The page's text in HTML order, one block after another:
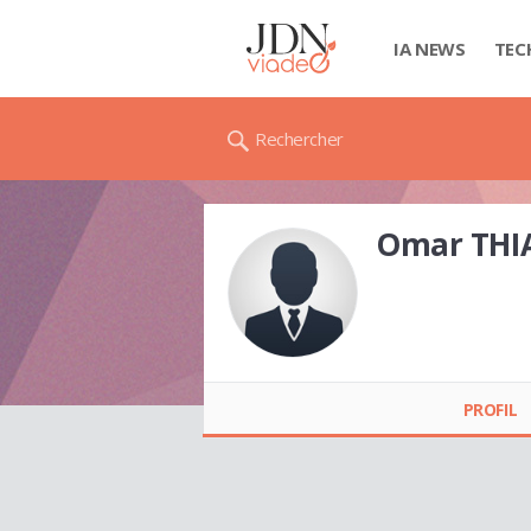
IA NEWS
Rechercher
Omar
PROFIL